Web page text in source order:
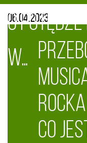
potędze rocka
JEST GRANE
o
w…
06.04.2023
CO